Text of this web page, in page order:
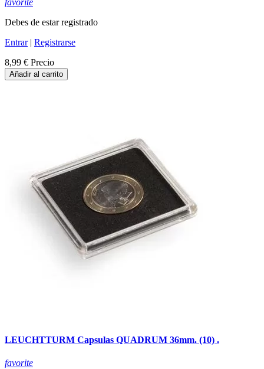
favorite
Debes de estar registrado
Entrar| Registrarse
8,99 € Precio
Añadir al carrito
LEUCHTTURM Capsulas QUADRUM 36mm. (10) .
favorite